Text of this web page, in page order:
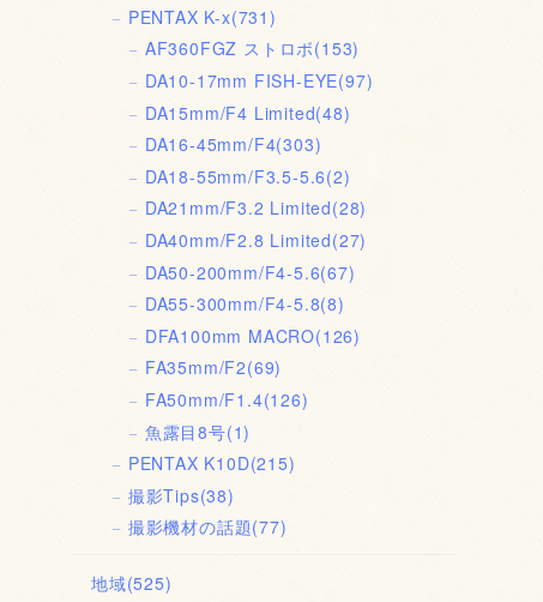
PENTAX K-x(731)
AF360FGZ ストロボ(153)
DA10-17mm FISH-EYE(97)
DA15mm/F4 Limited(48)
DA16-45mm/F4(303)
DA18-55mm/F3.5-5.6(2)
DA21mm/F3.2 Limited(28)
DA40mm/F2.8 Limited(27)
DA50-200mm/F4-5.6(67)
DA55-300mm/F4-5.8(8)
DFA100mm MACRO(126)
FA35mm/F2(69)
FA50mm/F1.4(126)
魚露目8号(1)
PENTAX K10D(215)
撮影Tips(38)
撮影機材の話題(77)
地域(525)